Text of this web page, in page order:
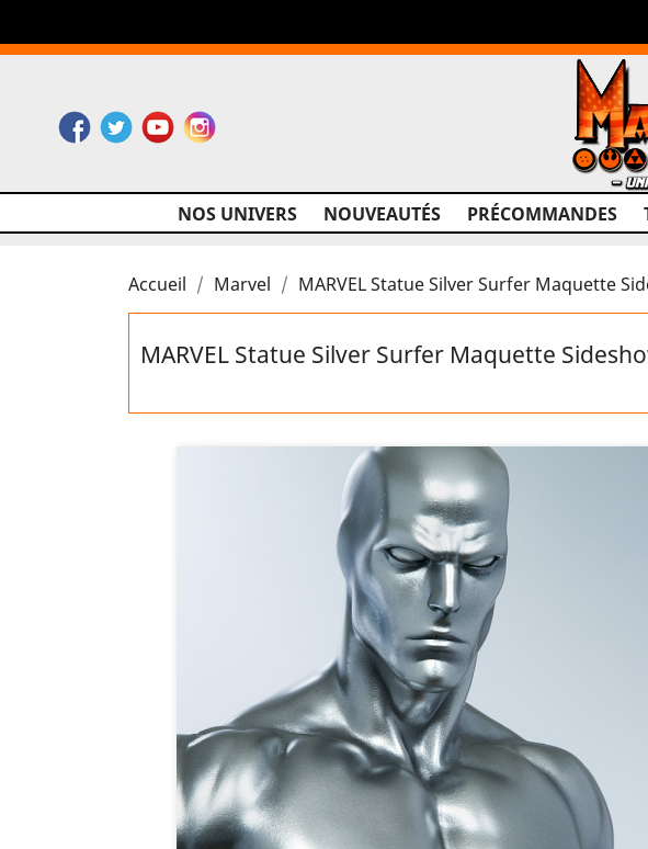
Facebook
TwitterYouTubeInstagram
NOS UNIVERS NOUVEAUTÉS PRÉCOMMANDES
Accueil Marvel MARVEL Statue Silver Surfer Maquette
MARVEL Statue Silver Surfer Maquette